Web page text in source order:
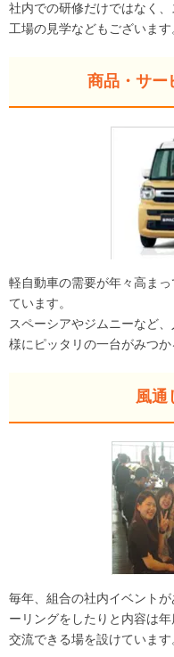
社内での研修だけではなく
工場の見学などもございます
商品・サー
軽自動車の需要が年々高ま
ています。
スペーシアやジムニーなど
様にピッタリの一台がみつか
風通
毎年、組合の社内イベント
ーリングをしたりと内容は
交流できる場を設けています